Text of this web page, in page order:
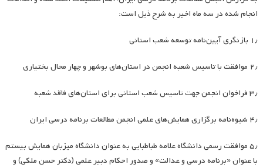
انجام شده در سه ماه اخیر به شرح ذیل است:
۱٫ بازنگری آیین‌نامه توسعه شعب استانی
۲٫ موافقت با تاسیس شعبه انجمن در استان‌های بوشهر و چهار محال بختیاری
۳٫ فراخوان انجمن جهت تاسیس شعب استانی برای استان‌های فاقد شعبه
۴٫ شیوه‌نامه برگزاری همایش‌های علمی انجمن مطالعات برنامه درسی ایران
۵٫ موافقت رسمی دانشگاه علامه طباطبایی به عنوان دانشگاه میزبان همایش بیستم
با عنوان «برنامه درسی و عدالت» و صدور احکام دبیر علمی (دکتر حسن ملکی) و